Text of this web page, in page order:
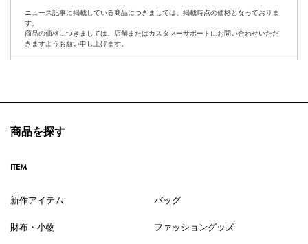
ニュース記事に掲載している商品につきましては、掲載時点の価格となっておりま
す。
商品の価格につきましては、店舗またはカスタマーサポートにお問い合わせいただ
きますようお願い申し上げます。
商品を探す
ITEM
新作アイテム バッグ
財布・小物 ファッショングッズ